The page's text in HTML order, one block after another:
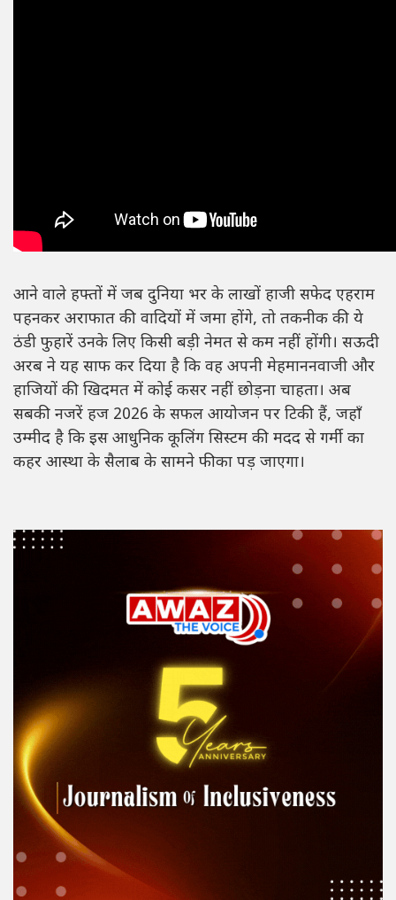
आने वाले हफ्तों में जब दुनिया भर के लाखों हाजी सफेद एहराम
पहनकर अराफात की वादियों में जमा होंगे, तो तकनीक की ये
ठंडी फुहारें उनके लिए किसी बड़ी नेमत से कम नहीं होंगी। सऊदी
अरब ने यह साफ कर दिया है कि वह अपनी मेहमाननवाजी और
हाजियों की खिदमत में कोई कसर नहीं छोड़ना चाहता। अब
सबकी नजरें हज 2026 के सफल आयोजन पर टिकी हैं, जहाँ
उम्मीद है कि इस आधुनिक कूलिंग सिस्टम की मदद से गर्मी का
कहर आस्था के सैलाब के सामने फीका पड़ जाएगा।